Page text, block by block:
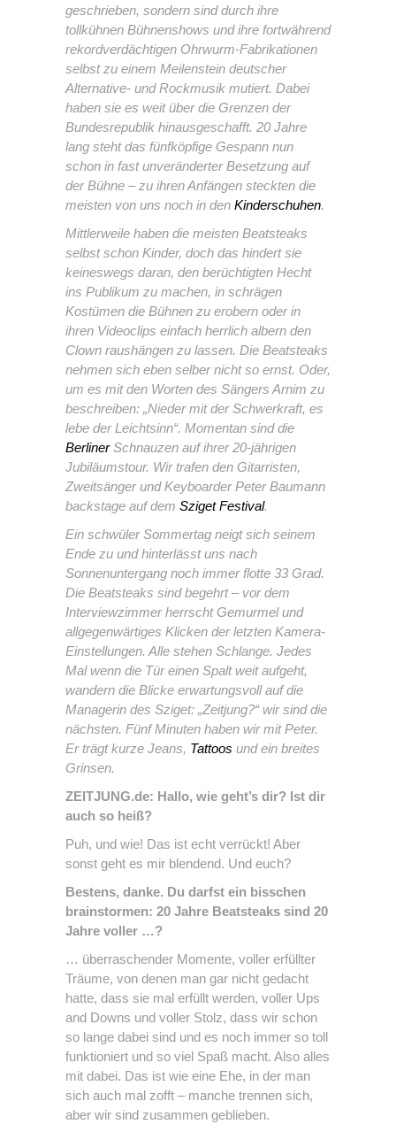
geschrieben, sondern sind durch ihre
tollkühnen Bühnenshows und ihre fortwährend
rekordverdächtigen Ohrwurm-Fabrikationen
selbst zu einem Meilenstein deutscher
Alternative- und Rockmusik mutiert. Dabei
haben sie es weit über die Grenzen der
Bundesrepublik hinausgeschafft. 20 Jahre
lang steht das fünfköpfige Gespann nun
schon in fast unveränderter Besetzung auf
der Bühne – zu ihren Anfängen steckten die
meisten von uns noch in den Kinderschuhen.
Mittlerweile haben die meisten Beatsteaks
selbst schon Kinder, doch das hindert sie
keineswegs daran, den berüchtigten Hecht
ins Publikum zu machen, in schrägen
Kostümen die Bühnen zu erobern oder in
ihren Videoclips einfach herrlich albern den
Clown raushängen zu lassen. Die Beatsteaks
nehmen sich eben selber nicht so ernst. Oder,
um es mit den Worten des Sängers Arnim zu
beschreiben: „Nieder mit der Schwerkraft, es
lebe der Leichtsinn“. Momentan sind die
BerlinerSchnauzen auf ihrer 20-jährigen
Jubiläumstour. Wir trafen den Gitarristen,
Zweitsänger und Keyboarder Peter Baumann
backstage auf dem Sziget Festival.
Ein schwüler Sommertag neigt sich seinem
Ende zu und hinterlässt uns nach
Sonnenuntergang noch immer flotte 33 Grad.
Die Beatsteaks sind begehrt – vor dem
Interviewzimmer herrscht Gemurmel und
allgegenwärtiges Klicken der letzten Kamera-
Einstellungen. Alle stehen Schlange. Jedes
Mal wenn die Tür einen Spalt weit aufgeht,
wandern die Blicke erwartungsvoll auf die
Managerin des Sziget: „Zeitjung?“ wir sind die
nächsten. Fünf Minuten haben wir mit Peter.
Er trägt kurze Jeans, Tattoos und ein breites
Grinsen.
ZEITJUNG.de: Hallo, wie geht’s dir? Ist dir
auch so heiß?
Puh, und wie! Das ist echt verrückt! Aber
sonst geht es mir blendend. Und euch?
Bestens, danke. Du darfst ein bisschen
brainstormen: 20 Jahre Beatsteaks sind 20
Jahre voller …?
… überraschender Momente, voller erfüllter
Träume, von denen man gar nicht gedacht
hatte, dass sie mal erfüllt werden, voller Ups
and Downs und voller Stolz, dass wir schon
so lange dabei sind und es noch immer so toll
funktioniert und so viel Spaß macht. Also alles
mit dabei. Das ist wie eine Ehe, in der man
sich auch mal zofft – manche trennen sich,
aber wir sind zusammen geblieben.